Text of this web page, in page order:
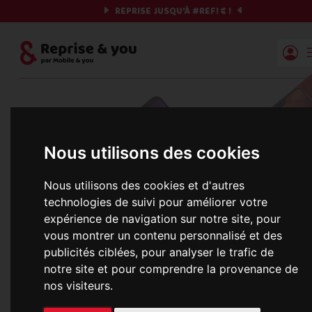
Nous utilisons des cookies
Nous utilisons des cookies et d'autres
technologies de suivi pour améliorer votre
expérience de navigation sur notre site, pour
vous montrer un contenu personnalisé et des
publicités ciblées, pour analyser le trafic de
notre site et pour comprendre la provenance de
nos visiteurs.
REPRISE JUSQU'À #REF!€ !
Reprise | Mobile & you
au meilleur prix !
Grâce à nos 6 ans d’expérience dans le domaine
du smartphone, nous sommes capables de vous
offrir la meilleure expérience de rachat avec un
envoi gratuit et rapide. Alors, qu’attendez-vous,
obtenez dès maintenant l’estimation immédiate
de votre mobile au meilleur prix !